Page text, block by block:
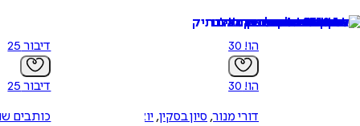
הו! 30
הו! 30
דורי מנור, סיון בסקין, יואל
דיבור 25
דיבור 25
כותבים